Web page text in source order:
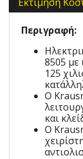
Περιγραφή:
8505 με
125
Ο
και
Ο